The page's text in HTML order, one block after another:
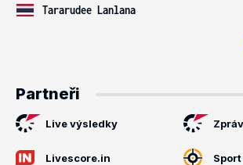
Tararudee Lanlana
Partneři
Live výsledky
Livescore.in